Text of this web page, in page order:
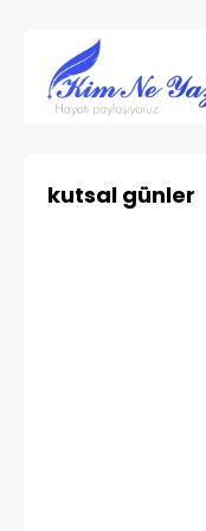
kutsal günler